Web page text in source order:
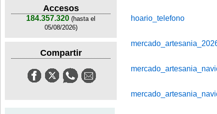
Accesos
184.357.320 (hasta el
05/08/2026)
Compartir
hoario_telefono